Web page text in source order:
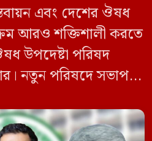
এবং দেশের ঔষধ
আরও শক্তিশালী করতে
উপদেষ্টা পরিষদ
নতুন পরিষদে সভাপতি
থাকবেন স্বাস্থ্য ও